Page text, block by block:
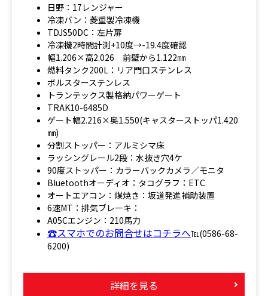
日野：17レンジャー
冷凍バン：菱重製冷凍機
TDJS50DC：左片扉
冷凍機2時間計測+10度→-19.4度確認
幅1.206×高2.026 前壁から1.122㎜
燃料タンク200L：リア門口ステンレス
ボルスターステンレス
トランテックス製格納パワーゲート
TRAK10-6485D
ゲート幅2.216×奥1.550(キャスターストッパ1.420
㎜)
分割ストッパー：アルミシマ床
ラッシングレール2段：水抜き穴4ケ
90度ストッパー：カラーバックカメラ／モニタ
Bluetoothオーディオ：タコグラフ：ETC
オートエアコン：煤焼き：坂道発進補助装置
6速MT：排気ブレーキ：
A05Cエンジン：210馬力
☎スマホでのお問合せはコチラへ℡(0586-68-
6200)
詳細を見る